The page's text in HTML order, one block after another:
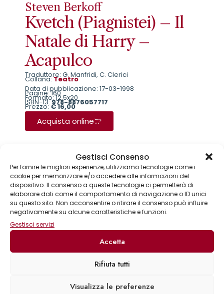
Gestisci Consenso
Per fornire le migliori esperienze, utilizziamo tecnologie come i
cookie per memorizzare e/o accedere alle informazioni del
dispositivo. Il consenso a queste tecnologie ci permetterà di
elaborare dati come il comportamento di navigazione o ID unici
su questo sito. Non acconsentire o ritirare il consenso può influire
negativamente su alcune caratteristiche e funzioni.
Gestisci servizi
Accetta
Rifiuta tutti
Visualizza le preferenze
Steven Berkoff
Kvetch (Piagnistei) – Il
Natale di Harry –
Acapulco
Traduttore: G. Manfridi, C. Clerici
Collana:Teatro
Data di pubblicazione: 17-03-1998
Pagine: 160
Formato: 12,5x20
ISBN-13:978-8876057717
Prezzo:€ 16,00
Acquista online
Sinossi Biografia
Collane
Annuari & Guide
Astronomia & dintorni
Bear Grylls adventures
Biblioteca delle arti
Cinema e miti